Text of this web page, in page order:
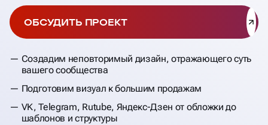
Создадим неповторимый дизайн, отражающего суть
вашего сообщества
Подготовим визуал к большим продажам
VK, Telegram, Rutube, Яндекс-Дзен от обложки до
шаблонов и структуры
ОБСУДИТЬ ПРОЕКТ